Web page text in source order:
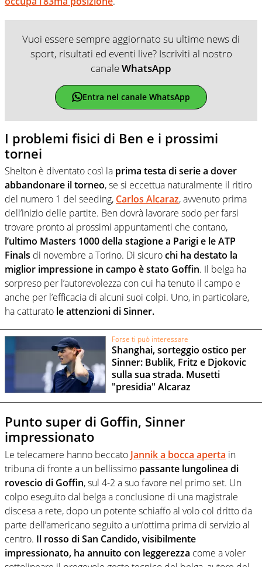
Vuoi essere sempre aggiornato su ultime news di
sport, risultati ed eventi live? Iscriviti al nostro
canaleWhatsApp
Entra nel canale WhatsApp
I problemi fisici di Ben e i prossimi
tornei
Shelton è diventato così la prima testa di serie a dover
abbandonare il torneo, se si eccettua naturalmente il ritiro
del numero 1 del seeding, Carlos Alcaraz, avvenuto prima
dell’inizio delle partite. Ben dovrà lavorare sodo per farsi
trovare pronto ai prossimi appuntamenti che contano,
l’ultimo Masters 1000 della stagione a Parigi e le ATP
Finals di novembre a Torino. Di sicurochi ha destato la
miglior impressione in campo è stato Goffin. Il belga ha
sorpreso per l’autorevolezza con cui ha tenuto il campo e
anche per l’efficacia di alcuni suoi colpi. Uno, in particolare,
ha catturato le attenzioni di Sinner.
Forse ti può interessare
Shanghai, sorteggio ostico per
Sinner: Bublik, Fritz e Djokovic
sulla sua strada. Musetti
"presidia" Alcaraz
Punto super di Goffin, Sinner
impressionato
Le telecamere hanno beccato Jannik a bocca aperta in
tribuna di fronte a un bellissimo passante lungolinea di
rovescio di Goffin, sul 4-2 a suo favore nel primo set. Un
colpo eseguito dal belga a conclusione di una magistrale
discesa a rete, dopo un potente schiaffo al volo col dritto da
parte dell’americano seguito a un’ottima prima di servizio al
centro. Il rosso di San Candido, visibilmente
impressionato, ha annuito con leggerezza come a voler